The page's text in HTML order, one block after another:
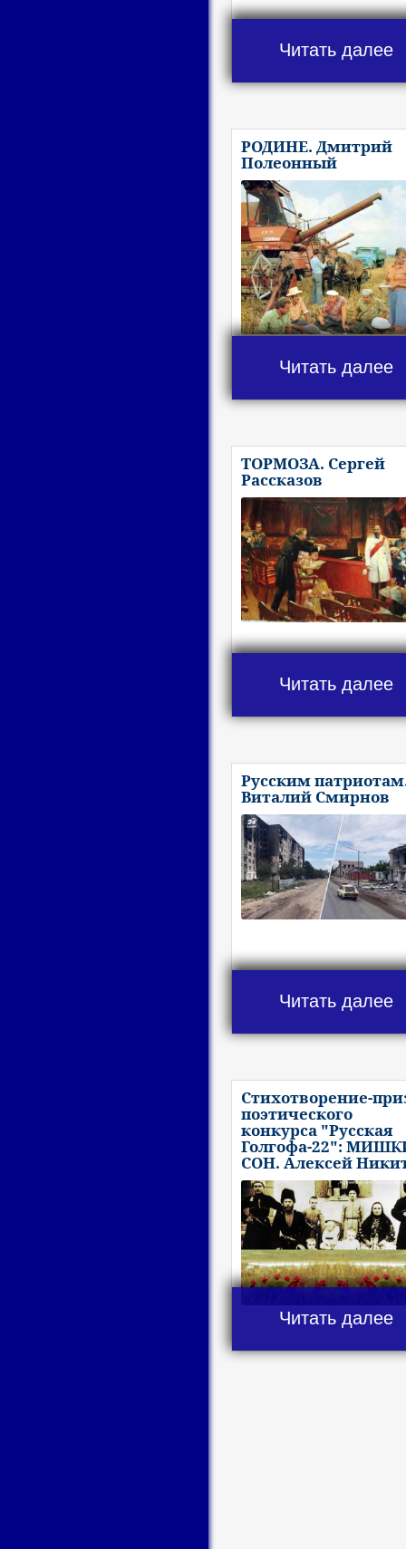
Читать далее
РОДИНЕ. Дмитрий
Полеонный
Читать далее
ТОРМОЗА. Сергей
Рассказов
Читать далее
Русским
Виталий Смирнов
Читать далее
Стихотворение-
поэтического
конкурса "Русская
Голгофа-22":
СОН. Алексей
Читать далее